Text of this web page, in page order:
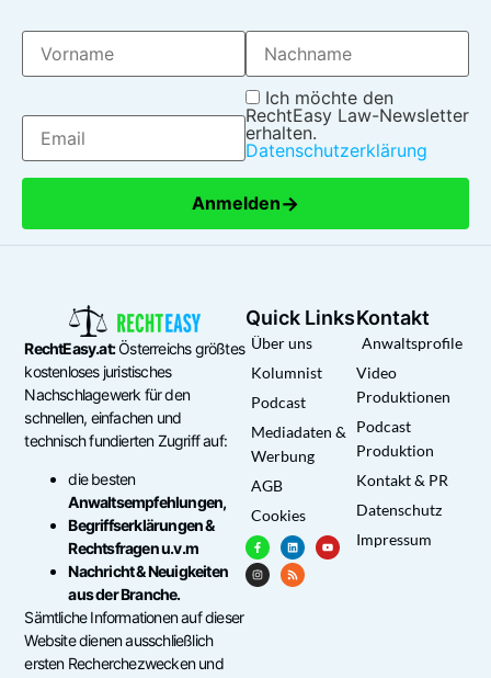
Ich möchte den
RechtEasy Law-Newsletter
erhalten.
Datenschutzerklärung
Anmelden→
RechtEasy.at:Österreichs größtes
kostenloses juristisches
Nachschlagewerk für den
schnellen, einfachen und
technisch fundierten Zugriff auf:
die besten
Anwaltsempfehlungen,
Begriffserklärungen &
Rechtsfragen u.v.m
Nachricht & Neuigkeiten
aus der Branche.
Sämtliche Informationen auf dieser
Website dienen ausschließlich
ersten Recherchezwecken und
Quick Links
Über uns
Kolumnist
Podcast
Mediadaten &
Werbung
AGB
Cookies
Kontakt
Anwaltsprofile
Video
Produktionen
Podcast
Produktion
Kontakt & PR
Datenschutz
Impressum